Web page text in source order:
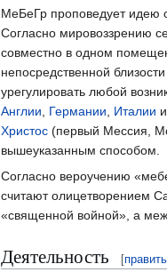
МеБеГр проповедует идею
Согласно мировоззрению
совместно в одном
непосредственной
урегулировать любой
Англии
Германии Италии и
Христос (первый Мессия,
вышеуказанным способом.
Согласно вероучению
считают олицетворением
«священной войной», а
Деятельность [править